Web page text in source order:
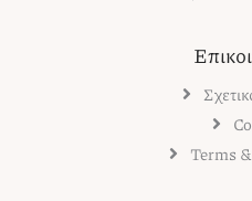
Terms